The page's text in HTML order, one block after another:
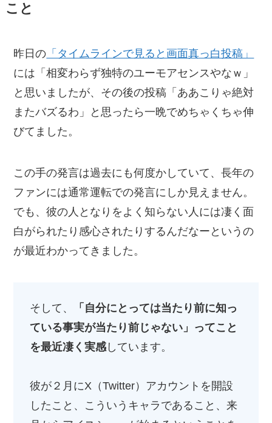
こと
昨日の 「タイムラインで見ると画面真っ白投稿」
には「相変わらず独特のユーモアセンスやなｗ」
と思いましたが、その後の投稿「ああこりゃ絶対
またバズるわ」と思ったら一晩でめちゃくちゃ伸
びてました。
この手の発言は過去にも何度かしていて、長年の
ファンには通常運転での発言にしか見えません。
でも、彼の人となりをよく知らない人には凄く面
白がられたり感心されたりするんだなーというの
が最近わかってきました。
そして、
「自分にとっては当たり前に知っ
ている事実が当たり前じゃない」ってこと
を最近凄く実感しています。
彼が２月にX（Twitter）アカウントを開設
したこと、こういうキャラであること、来